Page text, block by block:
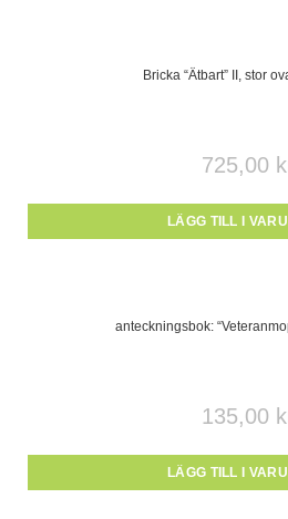
Bricka “Ätbart” II, stor
725,00
LÄGG TILL I
anteckningsbok:
135,00
LÄGG TILL I